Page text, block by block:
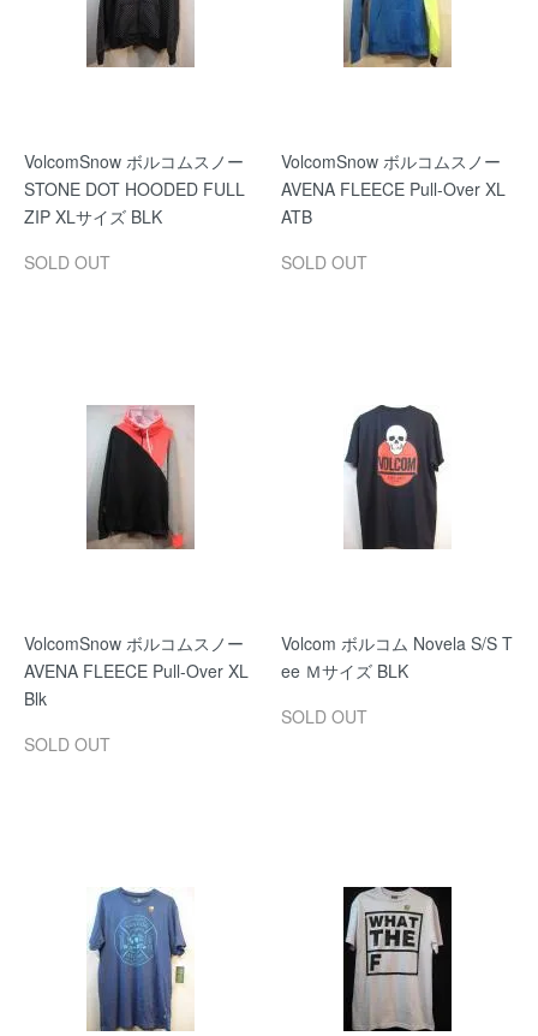
VolcomSnow ボルコムスノー
STONE DOT HOODED FULL
ZIP XLサイズ BLK
SOLD OUT
VolcomSnow ボルコムスノー
AVENA FLEECE Pull-Over XL
ATB
SOLD OUT
VolcomSnow ボルコムスノー
AVENA FLEECE Pull-Over XL
Blk
SOLD OUT
Volcom ボルコム Novela S/S T
ee Ｍサイズ BLK
SOLD OUT